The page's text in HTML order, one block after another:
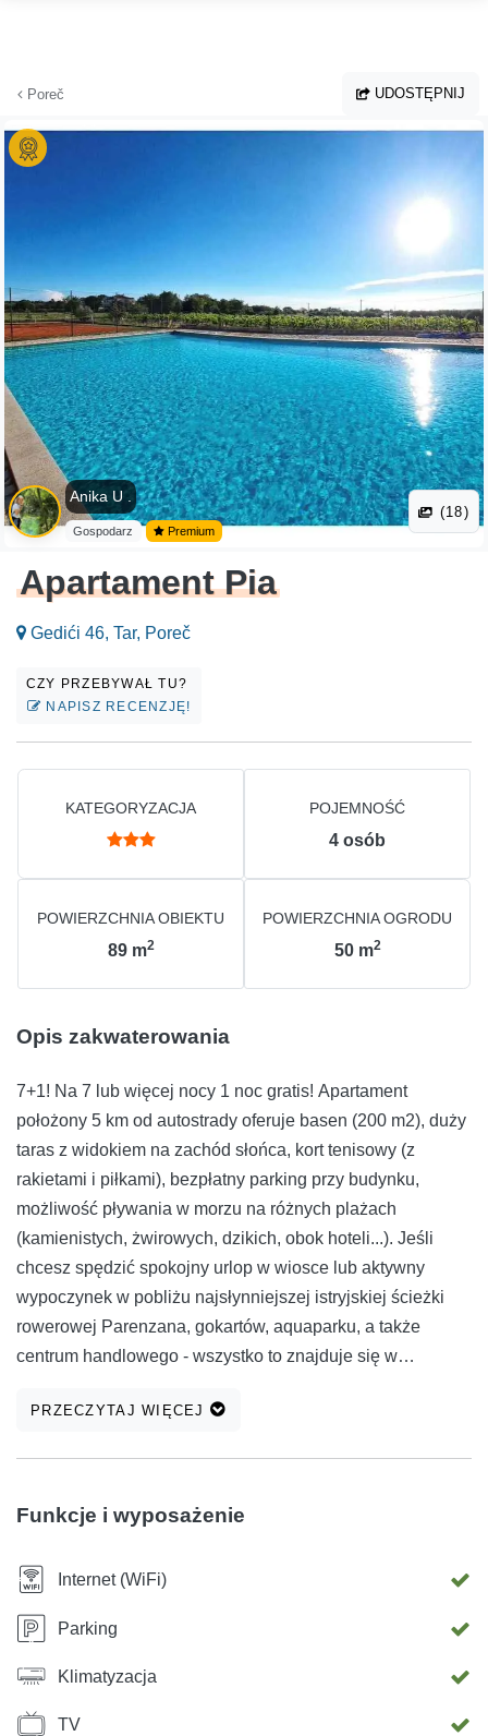
Poreč UDOSTĘPNIJ
Anika U .
Gospodarz Premium
(18)
Apartament Pia
Gedići 46, Tar, Poreč
CZY PRZEBYWAŁ TU?
NAPISZ RECENZJĘ!
KATEGORYZACJA POJEMNOŚĆ
4 osób
POWIERZCHNIA OBIEKTU
89 m2
POWIERZCHNIA OGRODU
50 m2
Opis zakwaterowania
7+1! Na 7 lub więcej nocy 1 noc gratis! Apartament
położony 5 km od autostrady oferuje basen (200 m2), duży
taras z widokiem na zachód słońca, kort tenisowy (z
rakietami i piłkami), bezpłatny parking przy budynku,
możliwość pływania w morzu na różnych plażach
(kamienistych, żwirowych, dzikich, obok hoteli...). Jeśli
chcesz spędzić spokojny urlop w wiosce lub aktywny
wypoczynek w pobliżu najsłynniejszej istryjskiej ścieżki
rowerowej Parenzana, gokartów, aquaparku, a także
centrum handlowego - wszystko to znajduje się w
PRZECZYTAJ WIĘCEJ
Funkcje i wyposażenie
Internet (WiFi)
Parking
Klimatyzacja
TV